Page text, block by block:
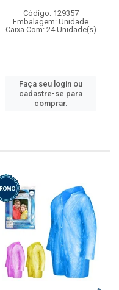
Código: 129357
Embalagem: Unidade
Caixa Com: 24 Unidade(s)
Faça seu login ou
cadastre-se para
comprar.